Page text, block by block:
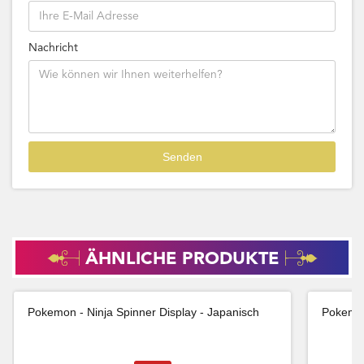
Nachricht
ÄHNLICHE PRODUKTE
Pokemon - Ninja Spinner Display - Japanisch